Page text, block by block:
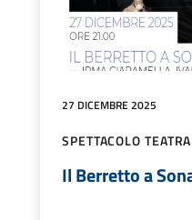
27 DICEMBRE 2025
SPETTACOLO
Il Berretto a